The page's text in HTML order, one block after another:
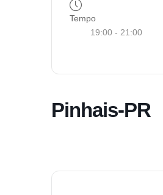
Tempo
19:00 - 21:00
Pinhais-PR